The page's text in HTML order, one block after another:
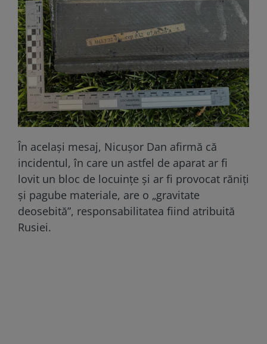
În același mesaj, Nicușor Dan afirmă că
incidentul, în care un astfel de aparat ar fi
lovit un bloc de locuințe și ar fi provocat răniți
și pagube materiale, are o „gravitate
deosebită”, responsabilitatea fiind atribuită
Rusiei.